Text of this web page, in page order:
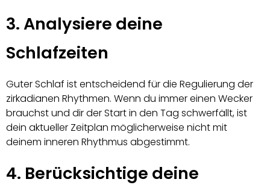
3. Analysiere deine
Schlafzeiten
Guter Schlaf ist entscheidend für die Regulierung der
zirkadianen Rhythmen. Wenn du immer einen Wecker
brauchst und dir der Start in den Tag schwerfällt, ist
dein aktueller Zeitplan möglicherweise nicht mit
deinem inneren Rhythmus abgestimmt.
4. Berücksichtige deine